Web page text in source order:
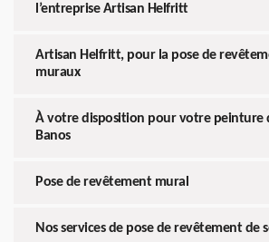
l’entreprise Artisan Helfritt
Artisan Helfritt, pour la pose de
muraux
À votre disposition pour votre peinture
Banos
Pose de revêtement mural
Nos services de pose de revêtement de